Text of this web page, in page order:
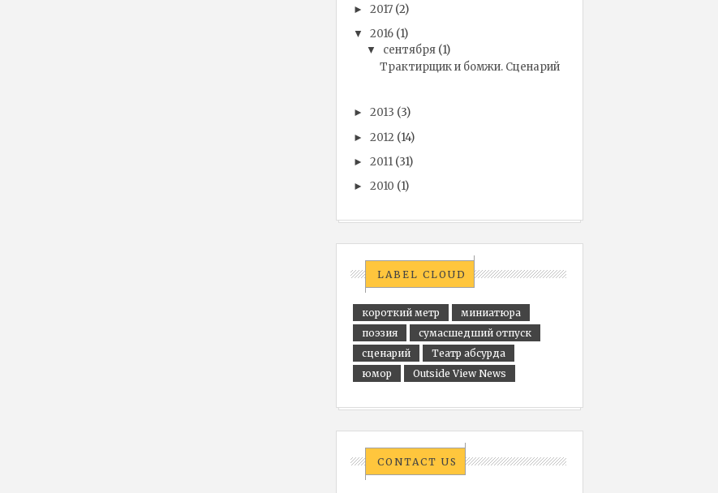
►2017 (2)
▼ 2016 (1)
▼ сентября (1)
Трактирщик и бомжи. Сценарий
►2013 (3)
►2012 (14)
►2011 (31)
►2010 (1)
LABEL CLOUD
короткий метр
миниатюра
поэзия
сумасшедший отпуск
сценарий
Театр абсурда
юмор
Outside View News
CONTACT US